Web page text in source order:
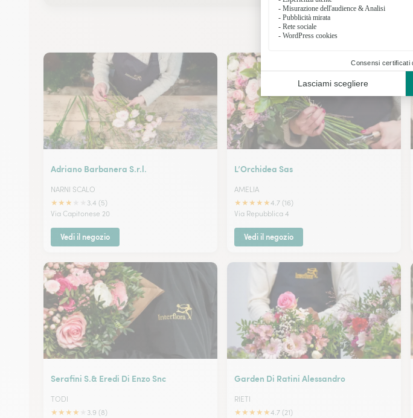
Adriano Barbanera S.r.l.
NARNI SCALO
★★★
3.4 (5)
Via Capitonese 20
Vedi il negozio
L’Orchidea Sas
AMELIA
★★★★★4.7 (16)
Via Repubblica 4
Vedi il negozio
Serafini S.& Eredi Di Enzo Snc
TODI
★★★★
3.9 (8)
Garden Di Ratini Alessandro
RIETI
★★★★★4.7 (21)